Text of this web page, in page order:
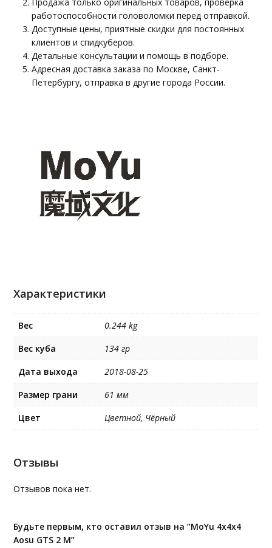
работоспособности головоломки перед отправкой.
Доступные цены, приятные скидки для постоянных
клиентов и спидкуберов.
Детальные консультации и помощь в подборе.
Адресная доставка заказа по Москве, Санкт-
Петербургу, отправка в другие города России.
Характеристики
Вес
0.244 kg
Вес куба
134 гр
Дата выхода
2018-08-25
Размер грани
61 мм
Цвет
Цветной, Чёрный
Отзывы
Отзывов пока нет.
Будьте первым, кто оставил отзыв на “MoYu 4x4x4
Aosu GTS 2 M”